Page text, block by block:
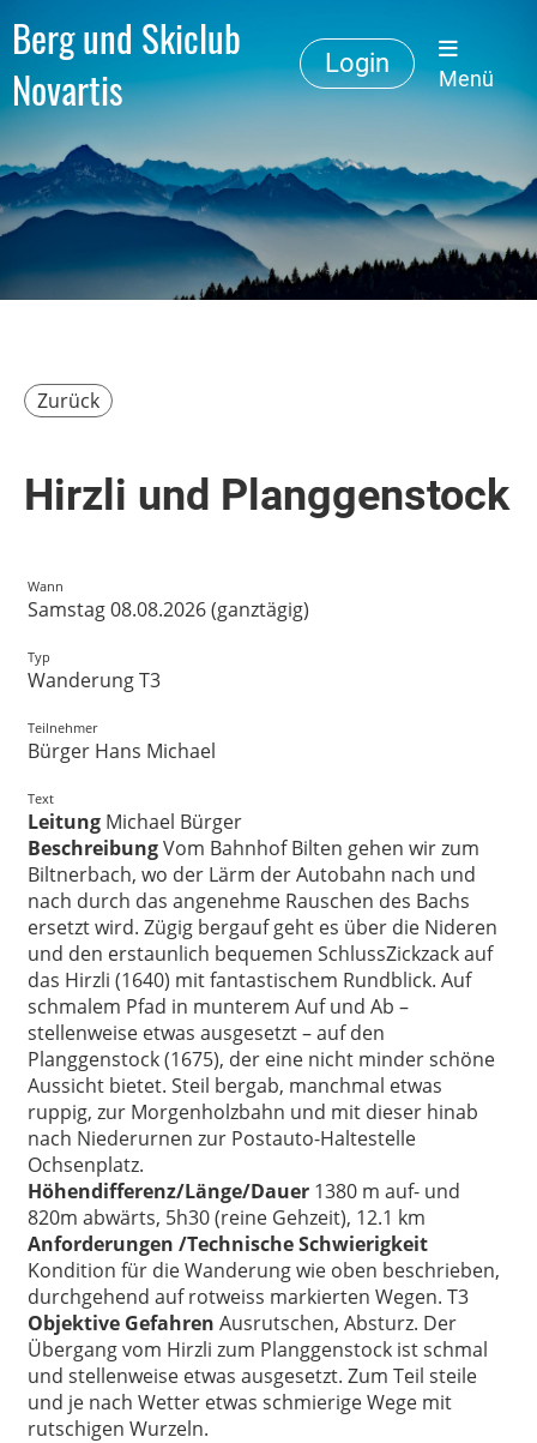
Berg und Skiclub
Novartis
Login
Menü
Zurück
Hirzli und Planggenstock
Wann
Samstag 08.08.2026 (ganztägig)
Typ
Wanderung T3
Teilnehmer
Bürger Hans Michael
Text
Leitung Michael Bürger
BeschreibungVom Bahnhof Bilten gehen wir zum
Biltnerbach, wo der Lärm der Autobahn nach und
nach durch das angenehme Rauschen des Bachs
ersetzt wird. Zügig bergauf geht es über die Nideren
und den erstaunlich bequemen SchlussZickzack auf
das Hirzli (1640) mit fantastischem Rundblick. Auf
schmalem Pfad in munterem Auf und Ab –
stellenweise etwas ausgesetzt – auf den
Planggenstock (1675), der eine nicht minder schöne
Aussicht bietet. Steil bergab, manchmal etwas
ruppig, zur Morgenholzbahn und mit dieser hinab
nach Niederurnen zur Postauto-Haltestelle
Ochsenplatz.
Höhendifferenz/Länge/Dauer 1380 m auf- und
820m abwärts, 5h30 (reine Gehzeit), 12.1 km
Anforderungen /Technische Schwierigkeit
Kondition für die Wanderung wie oben beschrieben,
durchgehend auf rotweiss markierten Wegen. T3
Objektive Gefahren Ausrutschen, Absturz. Der
Übergang vom Hirzli zum Planggenstock ist schmal
und stellenweise etwas ausgesetzt. Zum Teil steile
und je nach Wetter etwas schmierige Wege mit
rutschigen Wurzeln.